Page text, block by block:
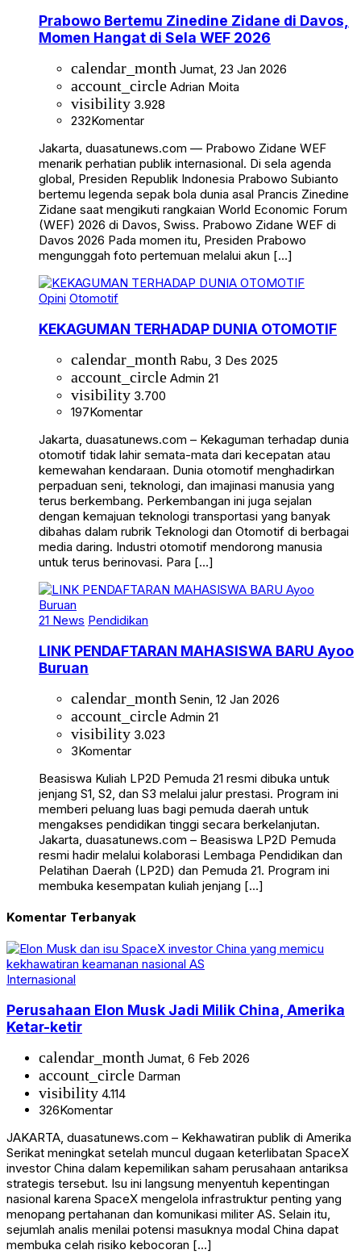
Prabowo Bertemu Zinedine Zidane di Davos,
Momen Hangat di Sela WEF 2026
calendar_month Jumat, 23 Jan 2026
account_circle Adrian Moita
visibility 3.928
232Komentar
Jakarta, duasatunews.com — Prabowo Zidane WEF
menarik perhatian publik internasional. Di sela agenda
global, Presiden Republik Indonesia Prabowo Subianto
bertemu legenda sepak bola dunia asal Prancis Zinedine
Zidane saat mengikuti rangkaian World Economic Forum
(WEF) 2026 di Davos, Swiss. Prabowo Zidane WEF di
Davos 2026 Pada momen itu, Presiden Prabowo
mengunggah foto pertemuan melalui akun […]
Opini Otomotif
KEKAGUMAN TERHADAP DUNIA OTOMOTIF
calendar_month Rabu, 3 Des 2025
account_circle Admin 21
visibility 3.700
197Komentar
Jakarta, duasatunews.com – Kekaguman terhadap dunia
otomotif tidak lahir semata-mata dari kecepatan atau
kemewahan kendaraan. Dunia otomotif menghadirkan
perpaduan seni, teknologi, dan imajinasi manusia yang
terus berkembang. Perkembangan ini juga sejalan
dengan kemajuan teknologi transportasi yang banyak
dibahas dalam rubrik Teknologi dan Otomotif di berbagai
media daring. Industri otomotif mendorong manusia
untuk terus berinovasi. Para […]
21 News Pendidikan
LINK PENDAFTARAN MAHASISWA BARU Ayoo
Buruan
calendar_month Senin, 12 Jan 2026
account_circle Admin 21
visibility 3.023
3Komentar
Beasiswa Kuliah LP2D Pemuda 21 resmi dibuka untuk
jenjang S1, S2, dan S3 melalui jalur prestasi. Program ini
memberi peluang luas bagi pemuda daerah untuk
mengakses pendidikan tinggi secara berkelanjutan.
Jakarta, duasatunews.com – Beasiswa LP2D Pemuda
resmi hadir melalui kolaborasi Lembaga Pendidikan dan
Pelatihan Daerah (LP2D) dan Pemuda 21. Program ini
membuka kesempatan kuliah jenjang […]
Komentar Terbanyak
Internasional
Perusahaan Elon Musk Jadi Milik China, Amerika
Ketar-ketir
calendar_month Jumat, 6 Feb 2026
account_circle Darman
visibility 4.114
326Komentar
JAKARTA, duasatunews.com – Kekhawatiran publik di Amerika
Serikat meningkat setelah muncul dugaan keterlibatan SpaceX
investor China dalam kepemilikan saham perusahaan antariksa
strategis tersebut. Isu ini langsung menyentuh kepentingan
nasional karena SpaceX mengelola infrastruktur penting yang
menopang pertahanan dan komunikasi militer AS. Selain itu,
sejumlah analis menilai potensi masuknya modal China dapat
membuka celah risiko kebocoran […]